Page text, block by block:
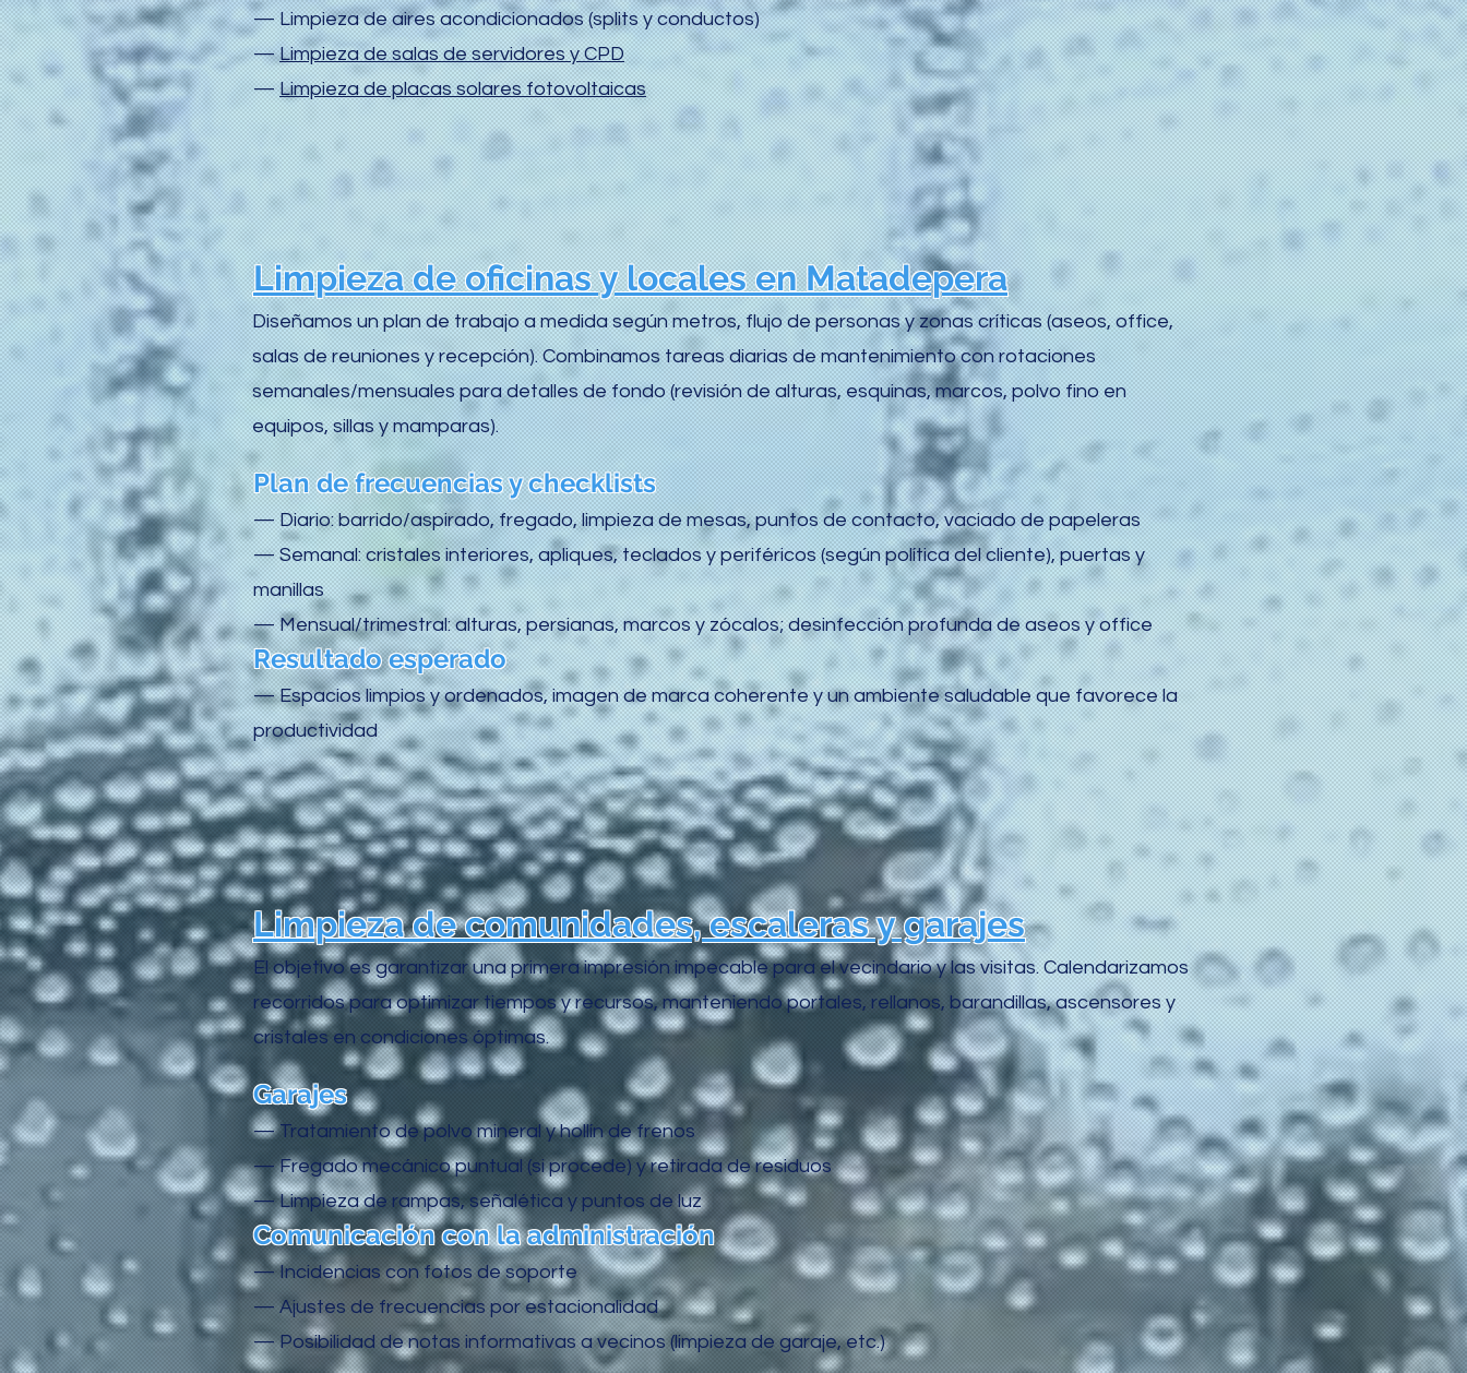
— Limpieza de aires acondicionados (splits y conductos)
—Limpieza de salas de servidores y CPD
—Limpieza de placas solares fotovoltaicas
Limpieza de oficinas y locales en Matadepera
Diseñamos un plan de trabajo a medida según metros, flujo de personas y zonas críticas (aseos, office,
salas de reuniones y recepción). Combinamos tareas diarias de mantenimiento con rotaciones
semanales/mensuales para detalles de fondo (revisión de alturas, esquinas, marcos, polvo fino en
equipos, sillas y mamparas).
Plan de frecuencias y checklists
— Diario: barrido/aspirado, fregado, limpieza de mesas, puntos de contacto, vaciado de papeleras
— Semanal: cristales interiores, apliques, teclados y periféricos (según política del cliente), puertas y
manillas
— Mensual/trimestral: alturas, persianas, marcos y zócalos; desinfección profunda de aseos y office
Resultado esperado
— Espacios limpios y ordenados, imagen de marca coherente y un ambiente saludable que favorece la
productividad
Limpieza de comunidades, escaleras y garajes
El objetivo es garantizar una primera impresión impecable para el vecindario y las visitas. Calendarizamos
recorridos para optimizar tiempos y recursos, manteniendo portales, rellanos, barandillas, ascensores y
cristales en condiciones óptimas.
Garajes
— Tratamiento de polvo mineral y hollín de frenos
— Fregado mecánico puntual (si procede) y retirada de residuos
— Limpieza de rampas, señalética y puntos de luz
Comunicación con la administración
— Incidencias con fotos de soporte
— Ajustes de frecuencias por estacionalidad
— Posibilidad de notas informativas a vecinos (limpieza de garaje, etc.)